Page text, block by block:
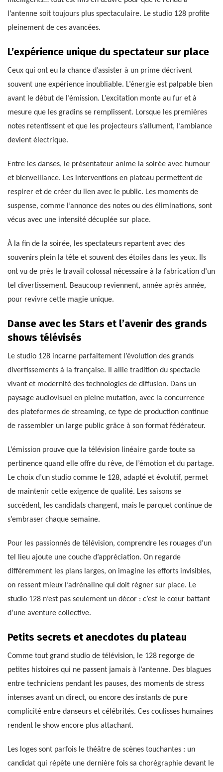
l’antenne soit toujours plus spectaculaire. Le studio 128 profite
pleinement de ces avancées.
L’expérience unique du spectateur sur place
Ceux qui ont eu la chance d’assister à un prime décrivent
souvent une expérience inoubliable. L’énergie est palpable bien
avant le début de l’émission. L’excitation monte au fur et à
mesure que les gradins se remplissent. Lorsque les premières
notes retentissent et que les projecteurs s’allument, l’ambiance
devient électrique.
Entre les danses, le présentateur anime la soirée avec humour
et bienveillance. Les interventions en plateau permettent de
respirer et de créer du lien avec le public. Les moments de
suspense, comme l’annonce des notes ou des éliminations, sont
vécus avec une intensité décuplée sur place.
À la fin de la soirée, les spectateurs repartent avec des
souvenirs plein la tête et souvent des étoiles dans les yeux. Ils
ont vu de près le travail colossal nécessaire à la fabrication d’un
tel divertissement. Beaucoup reviennent, année après année,
pour revivre cette magie unique.
Danse avec les Stars et l’avenir des grands
shows télévisés
Le studio 128 incarne parfaitement l’évolution des grands
divertissements à la française. Il allie tradition du spectacle
vivant et modernité des technologies de diffusion. Dans un
paysage audiovisuel en pleine mutation, avec la concurrence
des plateformes de streaming, ce type de production continue
de rassembler un large public grâce à son format fédérateur.
L’émission prouve que la télévision linéaire garde toute sa
pertinence quand elle offre du rêve, de l’émotion et du partage.
Le choix d’un studio comme le 128, adapté et évolutif, permet
de maintenir cette exigence de qualité. Les saisons se
succèdent, les candidats changent, mais le parquet continue de
s’embraser chaque semaine.
Pour les passionnés de télévision, comprendre les rouages d’un
tel lieu ajoute une couche d’appréciation. On regarde
différemment les plans larges, on imagine les efforts invisibles,
on ressent mieux l’adrénaline qui doit régner sur place. Le
studio 128 n’est pas seulement un décor : c’est le cœur battant
d’une aventure collective.
Petits secrets et anecdotes du plateau
Comme tout grand studio de télévision, le 128 regorge de
petites histoires qui ne passent jamais à l’antenne. Des blagues
entre techniciens pendant les pauses, des moments de stress
intenses avant un direct, ou encore des instants de pure
complicité entre danseurs et célébrités. Ces coulisses humaines
rendent le show encore plus attachant.
Les loges sont parfois le théâtre de scènes touchantes : un
candidat qui répète une dernière fois sa chorégraphie devant le